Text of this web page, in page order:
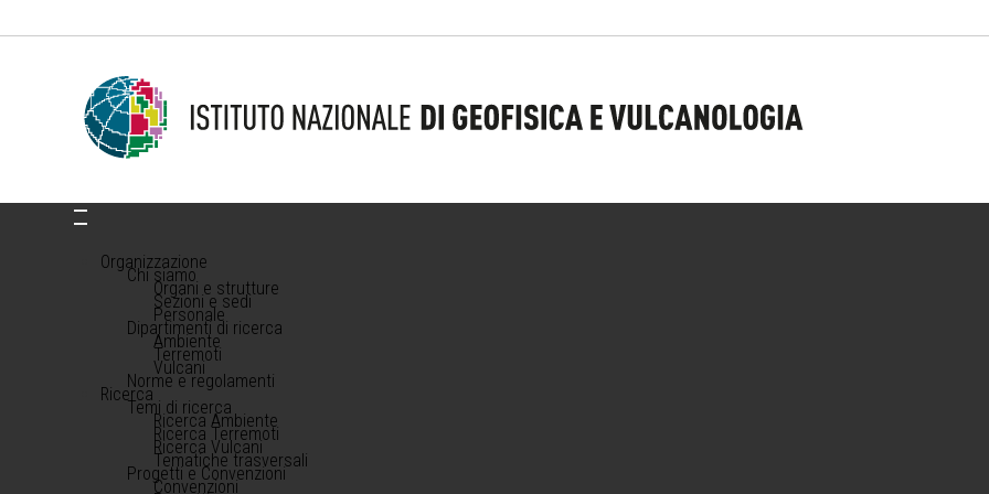
Organizzazione
Chi siamo
Organi e strutture
Sezioni e sedi
Personale
Dipartimenti di ricerca
Ambiente
Terremoti
Vulcani
Norme e regolamenti
Ricerca
Temi di ricerca
Ricerca Ambiente
Ricerca Terremoti
Ricerca Vulcani
Tematiche trasversali
Progetti e Convenzioni
Convenzioni